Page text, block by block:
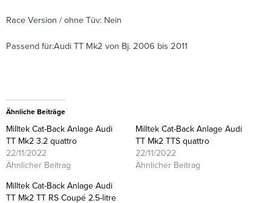
Race Version / ohne Tüv: Nein
Passend für:Audi TT Mk2 von Bj. 2006 bis 2011
Ähnliche Beiträge
Milltek Cat-Back Anlage Audi
TT Mk2 3.2 quattro
22/11/2022
Ähnlicher Beitrag
Milltek Cat-Back Anlage Audi
TT Mk2 TTS quattro
22/11/2022
Ähnlicher Beitrag
Milltek Cat-Back Anlage Audi
TT Mk2 TT RS Coupé 2.5-litre